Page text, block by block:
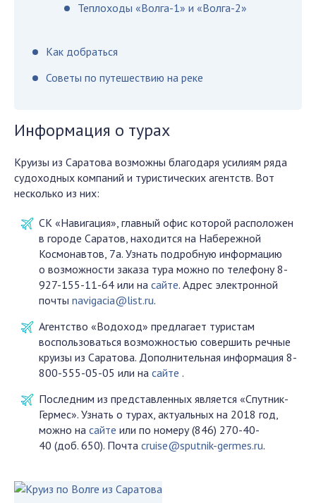
Теплоходы «Волга-1» и «Волга-2»
Как добраться
Советы по путешествию на реке
Информация о турах
Круизы из Саратова возможны благодаря усилиям ряда
судоходных компаний и туристических агентств. Вот
несколько из них:
СК «Навигация», главный офис которой расположен
в городе Саратов, находится на Набережной
Космонавтов, 7а. Узнать подробную информацию
о возможности заказа тура можно по телефону 8-
927-155-11-64 или на сайте. Адрес электронной
почты navigacia@list.ru.
Агентство «Водоход» предлагает туристам
воспользоваться возможностью совершить речные
круизы из Саратова. Дополнительная информация 8-
800-555-05-05 или на сайте .
Последним из представленных является «Спутник-
Гермес». Узнать о турах, актуальных на 2018 год,
можно на сайте или по номеру (846) 270-40-
40 (доб. 650). Почта cruise@sputnik-germes.ru.